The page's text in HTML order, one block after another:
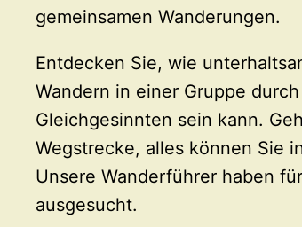
gemeinsamen Wanderungen.
Entdecken Sie, wie
Wandern in einer Gruppe
Gleichgesinnten sein kann.
Wegstrecke, alles können Sie
Unsere Wanderführer haben
ausgesucht.